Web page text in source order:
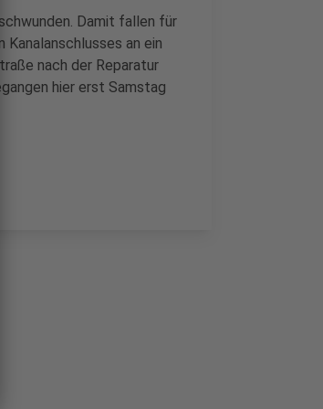
Damit fallen für
an ein
nach der Reparatur
hier erst Samstag